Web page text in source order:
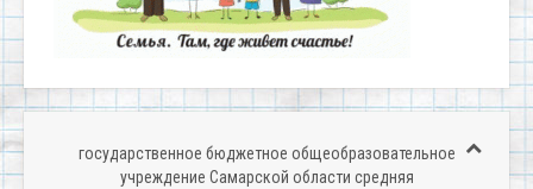
государственное бюджетное общеобразовательное
учреждение Самарской области средняя